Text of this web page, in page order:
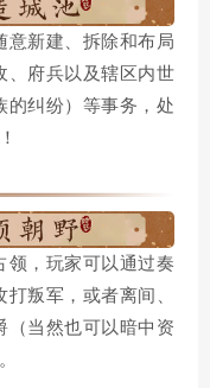
意新建、拆除和布局
、府兵以及辖区内世
的纠纷）等事务，处
领，玩家可以通过奏
叛军，或者离间、
（当然也可以暗中资